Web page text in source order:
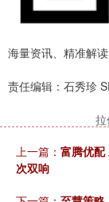
海量资讯、精准解
责任编辑：石秀珍
拉
上一篇： 富腾优配
次双响